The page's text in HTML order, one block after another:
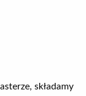
składamy